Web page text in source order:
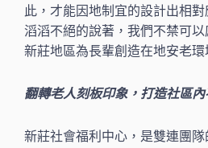
此，才能因地制宜的設計出相
滔滔不絕的說著，我們不禁可
新莊地區為長輩創造在地安老環
翻轉老人刻板印象，打造社區
新莊社會福利中心，是雙連團